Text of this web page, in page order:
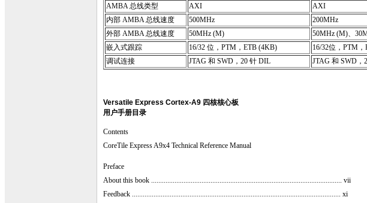
AMBA 总线类型
AXI AXI
内部 AMBA 总线速度
500MHz 200MHz
外部 AMBA 总线速度
50MHz (M) 50MHz (M)、
嵌入式跟踪
16/32 位，PTM，ETB (4KB) 16/32位，PTM
调试连接
JTAG 和 SWD，20 针 DIL JTAG 和 SWD，
Versatile Express Cortex-A9 四核核心板
用户手册目录
Contents
CoreTile Express A9x4 Technical Reference Manual
Preface
About this book .......................................................................................................... vii
Feedback .................................................................................................................... xi